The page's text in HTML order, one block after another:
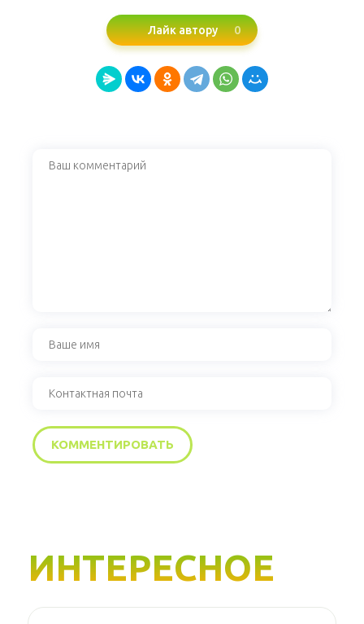
Лайк автору 0
ИНТЕРЕСНОЕ